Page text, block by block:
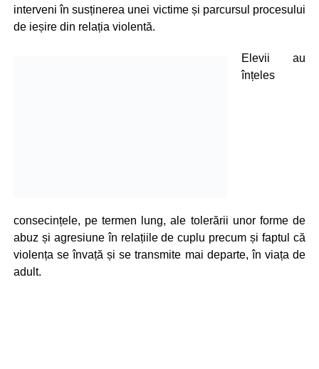
interveni în susținerea unei victime și parcursul procesului
de ieșire din relația violentă.
Elevii au
înțeles
consecințele, pe termen lung, ale tolerării unor forme de
abuz și agresiune în relațiile de cuplu precum și faptul că
violența se învață și se transmite mai departe, în viața de
adult.